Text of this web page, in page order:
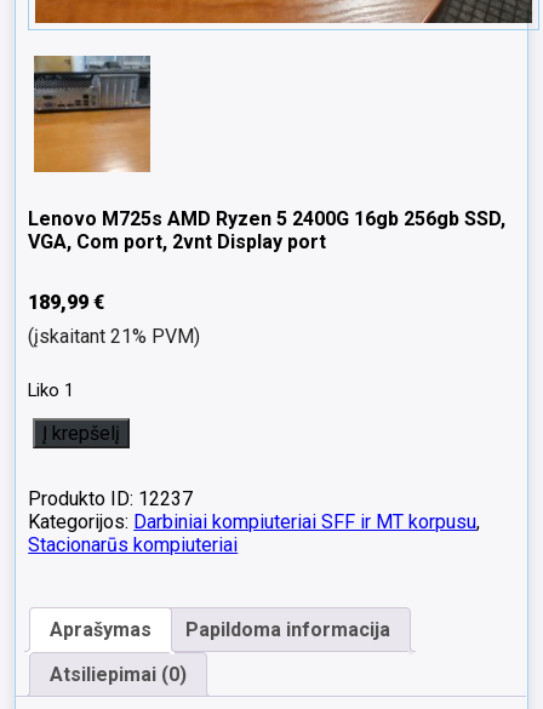
Lenovo M725s AMD Ryzen 5 2400G 16gb 256gb SSD,
VGA, Com port, 2vnt Display port
189,99€
(įskaitant 21% PVM)
Liko 1
produkto
kiekis:
M725s
AMD
Ryzen
16gb
256gb
SSD,
VGA,
Į krepšelį
Produkto ID: 12237
Kategorijos: Darbiniai kompiuteriai SFF ir MT korpusu,
Stacionarūs kompiuteriai
Aprašymas
Papildoma informacija
Atsiliepimai (0)